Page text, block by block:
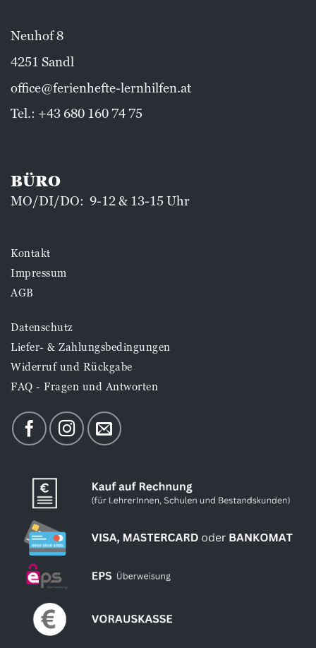
Neuhof 8
4251 Sandl
office@ferienhefte-lernhilfen.at
Tel.: +43 680 160 74 75
BÜRO
MO/DI/DO: 9-12 & 13-15 Uhr
Kontakt
Impressum
AGB
Datenschutz
Liefer- & Zahlungsbedingungen
Widerruf und Rückgabe
FAQ - Fragen und Antworten